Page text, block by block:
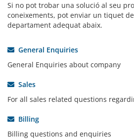
Si no pot trobar una solució al seu
coneixements, pot enviar un tiquet
departament adequat abaix.
General Enquiries
General Enquiries about company
Sales
For all sales related questions
Billing
Billing questions and enquiries